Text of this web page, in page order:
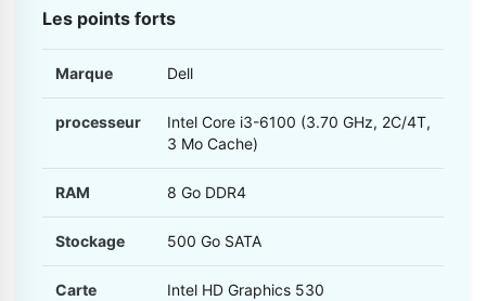
Les points forts
Marque Dell
processeur
Intel Core i3-6100 (3.70 GHz, 2C/4T,
3 Mo Cache)
RAM 8 Go DDR4
Stockage 500 Go SATA
Carte
Intel HD Graphics 530